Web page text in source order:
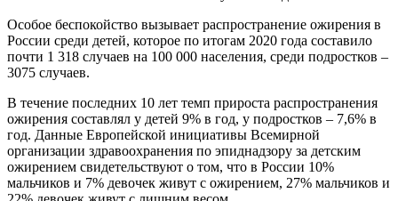
Особое беспокойство вызывает распространение ожирения в
России среди детей, которое по итогам 2020 года составило
почти 1 318 случаев на 100 000 населения, среди подростков –
3075 случаев.
В течение последних 10 лет темп прироста распространения
ожирения составлял у детей 9% в год, у подростков – 7,6% в
год. Данные Европейской инициативы Всемирной
организации здравоохранения по эпиднадзору за детским
ожирением свидетельствуют о том, что в России 10%
мальчиков и 7% девочек живут с ожирением, 27% мальчиков и